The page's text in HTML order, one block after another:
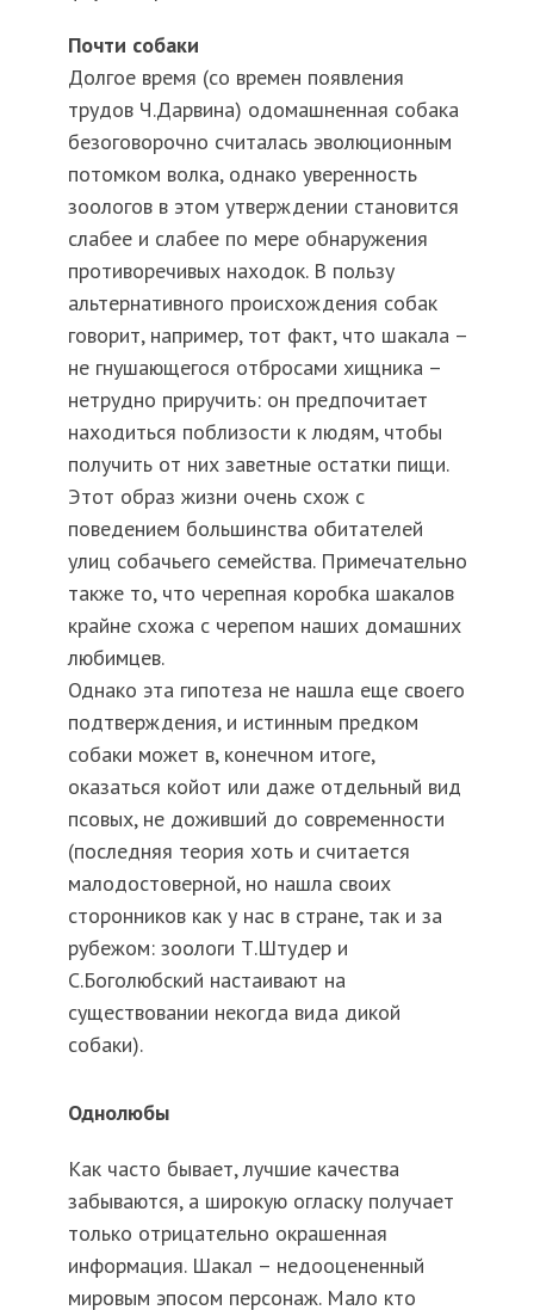
Почти собаки
Долгое время (со времен появления
трудов Ч.Дарвина) одомашненная собака
безоговорочно считалась эволюционным
потомком волка, однако уверенность
зоологов в этом утверждении становится
слабее и слабее по мере обнаружения
противоречивых находок. В пользу
альтернативного происхождения собак
говорит, например, тот факт, что шакала –
не гнушающегося отбросами хищника –
нетрудно приручить: он предпочитает
находиться поблизости к людям, чтобы
получить от них заветные остатки пищи.
Этот образ жизни очень схож с
поведением большинства обитателей
улиц собачьего семейства. Примечательно
также то, что черепная коробка шакалов
крайне схожа с черепом наших домашних
любимцев.
Однако эта гипотеза не нашла еще своего
подтверждения, и истинным предком
собаки может в, конечном итоге,
оказаться койот или даже отдельный вид
псовых, не доживший до современности
(последняя теория хоть и считается
малодостоверной, но нашла своих
сторонников как у нас в стране, так и за
рубежом: зоологи Т.Штудер и
С.Боголюбский настаивают на
существовании некогда вида дикой
собаки).
Однолюбы
Как часто бывает, лучшие качества
забываются, а широкую огласку получает
только отрицательно окрашенная
информация. Шакал – недооцененный
мировым эпосом персонаж. Мало кто